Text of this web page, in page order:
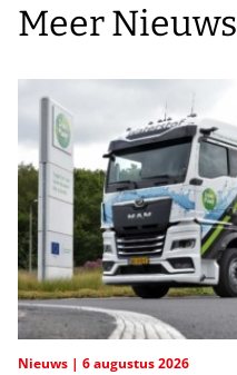
Meer Nieuws
Nieuws 6 augustus 2026